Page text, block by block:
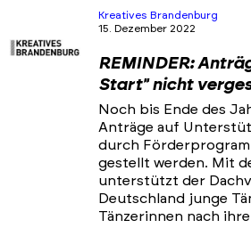
Kreatives Brandenburg
15. Dezember 2022
REMINDER:
Start" nicht
Noch bis Ende des
Anträge auf
durch
gestellt werden. Mit
unterstützt der
Deutschland junge
Tänzerinnen nach